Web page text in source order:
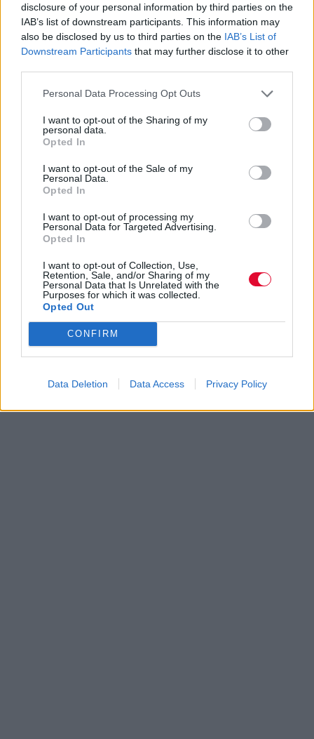
disclosure of your personal information by third parties on the
IAB’s list of downstream participants. This information may
also be disclosed by us to third parties on the IAB’s List of
Downstream Participants that may further disclose it to other
Personal Data Processing Opt Outs
I want to opt-out of the Sharing of my
personal data.
Opted In
I want to opt-out of the Sale of my
Personal Data.
Opted In
I want to opt-out of processing my
Personal Data for Targeted Advertising.
Opted In
I want to opt-out of Collection, Use,
Retention, Sale, and/or Sharing of my
Personal Data that Is Unrelated with the
Purposes for which it was collected.
Opted Out
CONFIRM
Data Deletion Data Access Privacy Policy